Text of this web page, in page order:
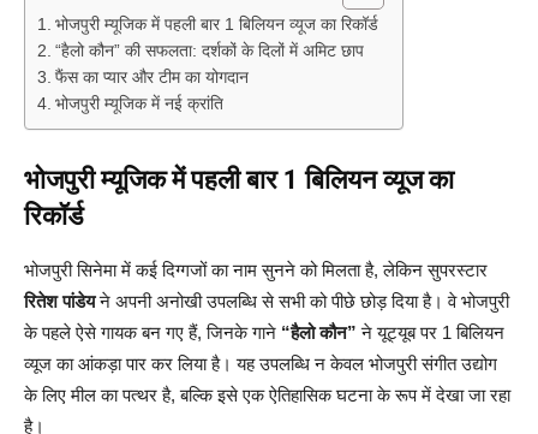
भोजपुरी म्यूजिक में पहली बार 1 बिलियन व्यूज का रिकॉर्ड
“हैलो कौन” की सफलता: दर्शकों के दिलों में अमिट छाप
फैंस का प्यार और टीम का योगदान
भोजपुरी म्यूजिक में नई क्रांति
भोजपुरी म्यूजिक में पहली बार 1 बिलियन व्यूज का
रिकॉर्ड
भोजपुरी सिनेमा में कई दिग्गजों का नाम सुनने को मिलता है, लेकिन सुपरस्टार
रितेश पांडेयने अपनी अनोखी उपलब्धि से सभी को पीछे छोड़ दिया है। वे भोजपुरी
के पहले ऐसे गायक बन गए हैं, जिनके गाने “हैलो कौन” ने यूट्यूब पर 1 बिलियन
व्यूज का आंकड़ा पार कर लिया है। यह उपलब्धि न केवल भोजपुरी संगीत उद्योग
के लिए मील का पत्थर है, बल्कि इसे एक ऐतिहासिक घटना के रूप में देखा जा रहा
है।